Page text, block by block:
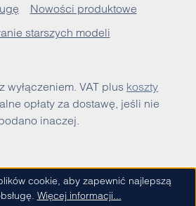
Nowości produktowe
starszych modeli
wyłączeniem. VAT plus koszty
opłaty za dostawę, jeśli nie
inaczej.
cookie, aby zapewnić najlepszą
Więcej informacji...